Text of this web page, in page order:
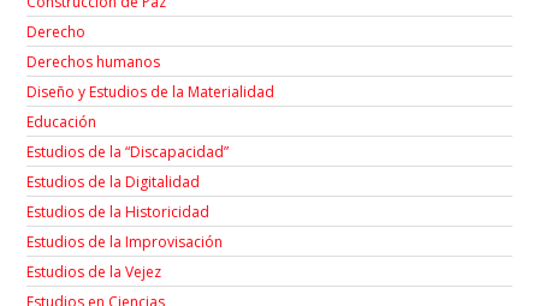
Derecho
Derechos humanos
Diseño y Estudios de la Materialidad
Educación
Estudios de la “Discapacidad”
Estudios de la Digitalidad
Estudios de la Historicidad
Estudios de la Improvisación
Estudios de la Vejez
Estudios en Ciencias